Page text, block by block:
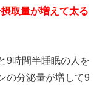
取量が増えて太る
9時間半睡眠の人を
の分泌量が増して9